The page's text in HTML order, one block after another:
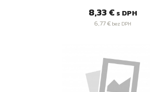
Cena
8,33 € s DPH
6,77 € bez DPH